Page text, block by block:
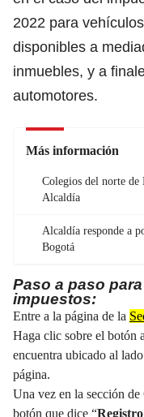
2022 para
disponibles a
inmuebles, y a
automotores.
Más información
Colegios del norte de
Alcaldía
Alcaldía responde a
Bogotá
Paso a paso
impuestos:
Entre a la página de la
Haga clic sobre el botón
encuentra ubicado al
página.
Una vez en la sección
botón que dice “